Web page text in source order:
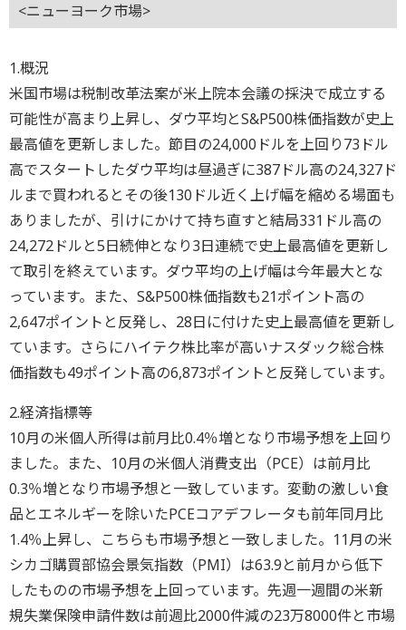
<ニューヨーク市場>
1.概況
米国市場は税制改革法案が米上院本会議の採決で成立する
可能性が高まり上昇し、ダウ平均とS&P500株価指数が史上
最高値を更新しました。節目の24,000ドルを上回り73ドル
高でスタートしたダウ平均は昼過ぎに387ドル高の24,327ド
ルまで買われるとその後130ドル近く上げ幅を縮める場面も
ありましたが、引けにかけて持ち直すと結局331ドル高の
24,272ドルと5日続伸となり3日連続で史上最高値を更新し
て取引を終えています。ダウ平均の上げ幅は今年最大とな
っています。また、S&P500株価指数も21ポイント高の
2,647ポイントと反発し、28日に付けた史上最高値を更新し
ています。さらにハイテク株比率が高いナスダック総合株
価指数も49ポイント高の6,873ポイントと反発しています。
2.経済指標等
10月の米個人所得は前月比0.4％増となり市場予想を上回り
ました。また、10月の米個人消費支出（PCE）は前月比
0.3％増となり市場予想と一致しています。変動の激しい食
品とエネルギーを除いたPCEコアデフレータも前年同月比
1.4％上昇し、こちらも市場予想と一致しました。11月の米
シカゴ購買部協会景気指数（PMI）は63.9と前月から低下
したものの市場予想を上回っています。先週一週間の米新
規失業保険申請件数は前週比2000件減の23万8000件と市場